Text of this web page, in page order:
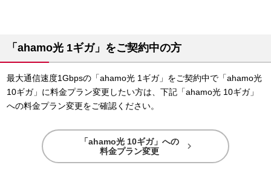
「ahamo光 1ギガ」をご契約中の方
最大通信速度1Gbpsの「ahamo光 1ギガ」をご契約中で「ahamo光
10ギガ」に料金プラン変更したい方は、下記「ahamo光 10ギガ」
への料金プラン変更をご確認ください。
「ahamo光 10ギガ」への
料金プラン変更
